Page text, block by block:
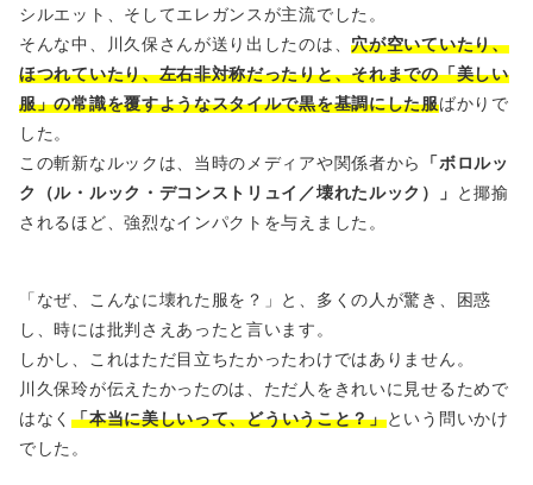
シルエット、そしてエレガンスが主流でした。
そんな中、川久保さんが送り出したのは、穴が空いていたり、
ほつれていたり、左右非対称だったりと、それまでの「美しい
服」の常識を覆すようなスタイルで黒を基調にした服ばかりで
した。
この斬新なルックは、当時のメディアや関係者から
「ボロルッ
ク（ル・ルック・デコンストリュイ／壊れたルック）」 と揶揄
されるほど、強烈なインパクトを与えました。
「なぜ、こんなに壊れた服を？」と、多くの人が驚き、困惑
し、時には批判さえあったと言います。
しかし、これはただ目立ちたかったわけではありません。
川久保玲が伝えたかったのは、ただ人をきれいに見せるためで
はなく「本当に美しいって、どういうこと？」という問いかけ
でした。